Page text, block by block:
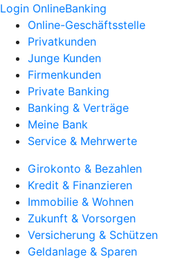
Login OnlineBanking
Online-Geschäftsstelle
Privatkunden
Junge Kunden
Firmenkunden
Private Banking
Banking & Verträge
Meine Bank
Service & Mehrwerte
Girokonto & Bezahlen
Kredit & Finanzieren
Immobilie & Wohnen
Zukunft & Vorsorgen
Versicherung & Schützen
Geldanlage & Sparen